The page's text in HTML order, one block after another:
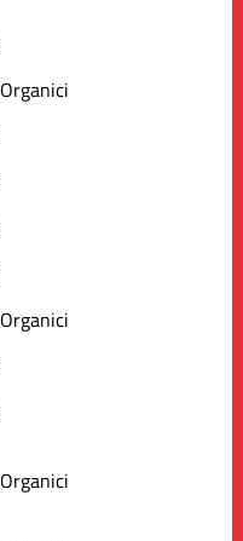
Organici
Organici
Organici